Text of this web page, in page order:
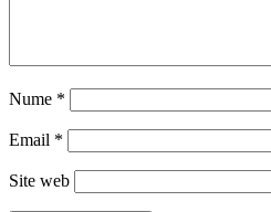
Nume *
Email *
Site web